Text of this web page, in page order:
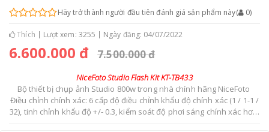
Hãy trở thành người đầu tiên đánh giá sản phẩm này( 0)
Thích Lượt xem: 3255 Ngày đăng: 04/07/2022
6.600.000 đ 7.500.000 đ
NiceFoto Studio Flash Kit KT-TB433
Bộ thiết bị chụp ảnh Studio 800w trong nhà chính hãng NiceFoto
Điều chỉnh chính xác: 6 cấp độ điều chỉnh khẩu độ chính xác (1 / 1-1 /
32), tinh chỉnh khẩu độ +/- 0.3, kiểm soát độ phơi sáng chính xác hơn.